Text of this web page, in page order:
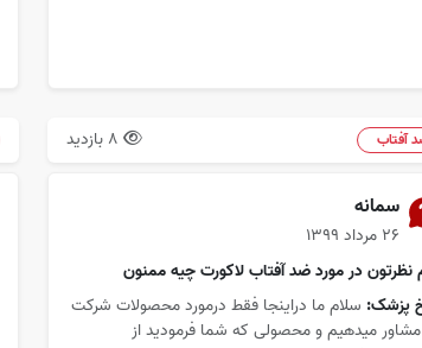
آفتاب
سمانه
۲۶ مرداد ۱۳۹۹
نظرتون در مورد ضد آفتاب لاکورت چیه ممنون
پزشک: سلام ما دراینجا فقط درمورد محصولات شرکت
مشاور میدهیم و محصولی که شما فرمودید از